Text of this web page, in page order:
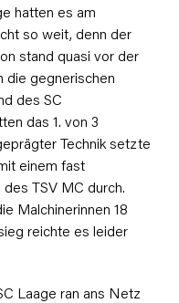
hatten es am
so weit, denn der
stand quasi vor der
die gegnerischen
des SC
das 1. von 3
Technik setzte
einem fast
TSV MC durch.
Malchinerinnen 18
reichte es leider
Laage ran ans Netz